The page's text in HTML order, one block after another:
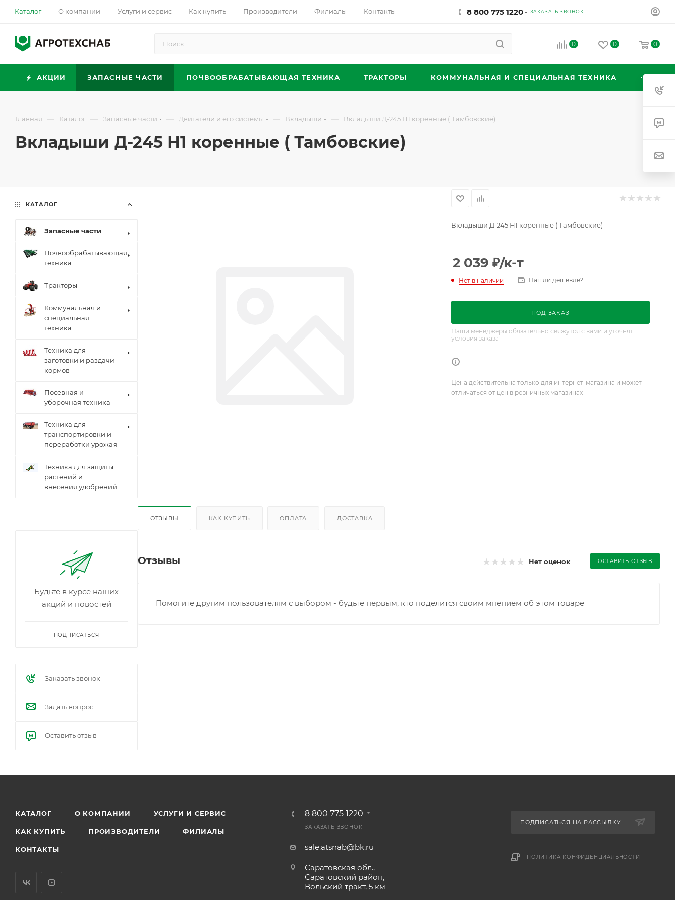
Каталог О компании Услуги и сервис Как купить Производители Филиалы Контакты 8 800 775 1220 ЗАКАЗАТЬ ЗВОНОК
0 0 0
АКЦИИ ЗАПАСНЫЕ ЧАСТИ ПОЧВООБРАБАТЫВАЮЩАЯ ТЕХНИКА ТРАКТОРЫ КОММУНАЛЬНАЯ И СПЕЦИАЛЬНАЯ ТЕХНИКА
Главная — Каталог — Запасные части — Двигатели и его системы — Вкладыши — Вкладыши Д-245 Н1 коренные ( Тамбовские)
Вкладыши Д-245 Н1 коренные ( Тамбовские)
Вкладыши Д-245 Н1 коренные ( Тамбовские)
2 039 ₽/к-т
Нет в наличии Нашли дешевле?
ПОД ЗАКАЗ
Наши менеджеры обязательно свяжутся с вами и уточнят
условия заказа
Цена действительна только для интернет-магазина и может
отличаться от цен в розничных магазинах
ОТЗЫВЫ КАК КУПИТЬ ОПЛАТА ДОСТАВКА
Отзывы Нет оценок ОСТАВИТЬ ОТЗЫВ
Помогите другим пользователям с выбором - будьте первым, кто поделится своим мнением об этом товаре
КАТАЛОГ
Запасные части
Почвообрабатывающая
техника
Тракторы
Коммунальная и
специальная
техника
Техника для
заготовки и раздачи
кормов
Посевная и
уборочная техника
Техника для
транспортировки и
переработки урожая
Техника для защиты
растений и
внесения удобрений
Будьте в курсе наших
акций и новостей
ПОДПИСАТЬСЯ
Заказать звонок
Задать вопрос
Оставить отзыв
КАТАЛОГ О КОМПАНИИ УСЛУГИ И СЕРВИС
КАК КУПИТЬ ПРОИЗВОДИТЕЛИ ФИЛИАЛЫ
КОНТАКТЫ
8 800 775 1220
ЗАКАЗАТЬ ЗВОНОК
sale.atsnab@bk.ru
Саратовская обл.,
Саратовский район,
Вольский тракт, 5 км
ПОДПИСАТЬСЯ НА РАССЫЛКУ
ПОЛИТИКА КОНФИДЕНЦИАЛЬНОСТИ